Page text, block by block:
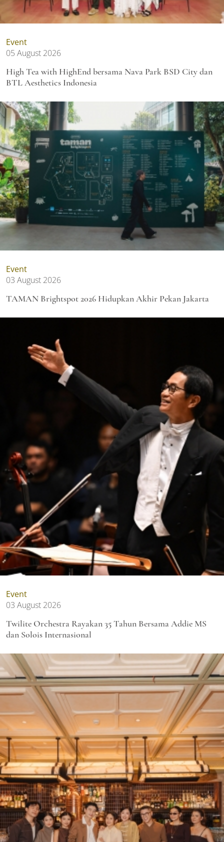
Event
05 August 2026
High Tea with HighEnd bersama Nava Park BSD City dan
BTL Aesthetics Indonesia
Event
03 August 2026
TAMAN Brightspot 2026 Hidupkan Akhir Pekan Jakarta
Event
03 August 2026
Twilite Orchestra Rayakan 35 Tahun Bersama Addie MS
dan Solois Internasional